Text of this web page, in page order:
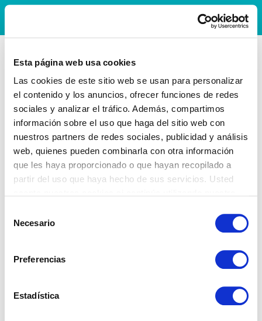
Esta página web usa cookies
Las cookies de este sitio web se usan para personalizar
el contenido y los anuncios, ofrecer funciones de redes
sociales y analizar el tráfico. Además, compartimos
información sobre el uso que haga del sitio web con
nuestros partners de redes sociales, publicidad y análisis
web, quienes pueden combinarla con otra información
que les haya proporcionado o que hayan recopilado a
partir del uso que haya hecho de sus servicios. Usted
Necesario
Preferencias
Estadística